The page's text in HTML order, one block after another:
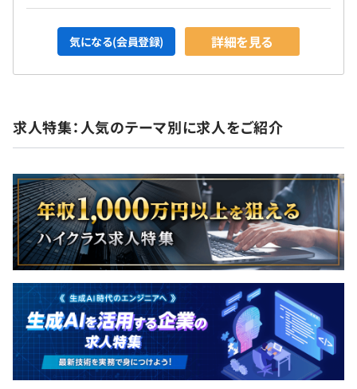
気になる(会員登録) 詳細を見る
求人特集：人気のテーマ別に求人をご紹介